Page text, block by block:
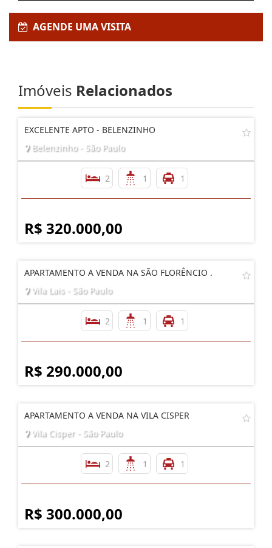
AGENDE UMA VISITA
Imóveis Relacionados
EXCELENTE APTO - BELENZINHO
Belenzinho - São Paulo
2 1 1
R$ 320.000,00
APARTAMENTO A VENDA NA SÃO FLORÊNCIO .
Vila Lais - São Paulo
2 1 1
R$ 290.000,00
APARTAMENTO A VENDA NA VILA CISPER
Vila Cisper - São Paulo
2 1 1
R$ 300.000,00